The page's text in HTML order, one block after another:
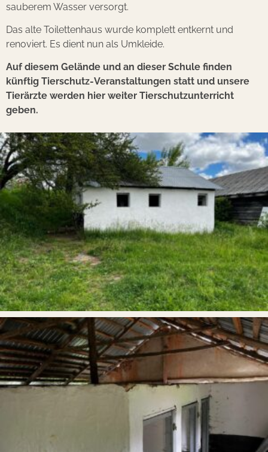
sauberem Wasser versorgt.
Das alte Toilettenhaus wurde komplett entkernt und
renoviert. Es dient nun als Umkleide.
Auf diesem Gelände und an dieser Schule finden
künftig Tierschutz-Veranstaltungen statt und unsere
Tierärzte werden hier weiter Tierschutzunterricht
geben.